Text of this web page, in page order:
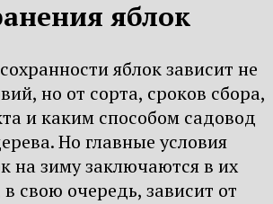
яблок
яблок зависит не
но от сорта, сроков сбора,
и каким способом садовод
Но главные условия
на зиму заключаются в их
свою очередь, зависит от